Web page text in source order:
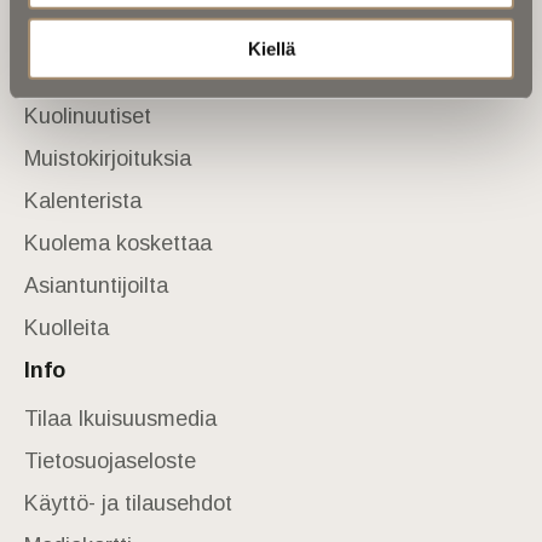
Kiellä
Sivusto
Etusivu
Kuolinuutiset
Muistokirjoituksia
Kalenterista
Kuolema koskettaa
Asiantuntijoilta
Kuolleita
Info
Tilaa Ikuisuusmedia
Tietosuojaseloste
Käyttö- ja tilausehdot